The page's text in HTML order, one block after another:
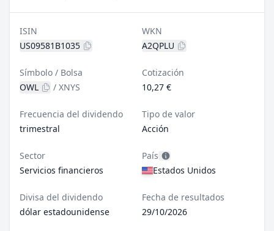
ISIN
US09581B1035
WKN
A2QPLU
Símbolo / Bolsa
OWL
/ XNYS
Cotización
10,27 €
Frecuencia del dividendo
trimestral
Tipo de valor
Acción
Sector
Servicios financieros
País
Estados Unidos
Divisa del dividendo
dólar estadounidense
Fecha de resultados
29/10/2026